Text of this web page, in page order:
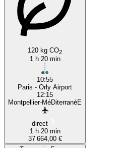
120 kg CO2
1 h 20 min
10:55
Paris - Orly Airport
12:15
Montpellier-MéDiterranéE
direct
1 h 20 min
37 664,00 €